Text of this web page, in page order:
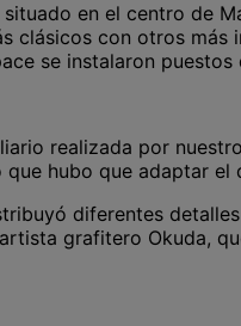
en el centro de
clásicos con otros
se instalaron
realizada por
que hubo que adaptar
diferentes
grafitero Okuda,